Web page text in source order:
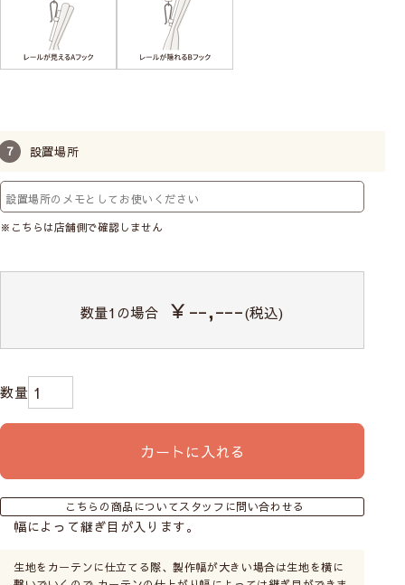
設置場所
※こちらは店舗側で確認しません
数量1の場合 ￥--,---(税込)
カートに入れる
こちらの商品についてスタッフに問い合わせる
幅によって継ぎ目が入ります。
生地をカーテンに仕立てる際、製作幅が大きい場合は生地を横に